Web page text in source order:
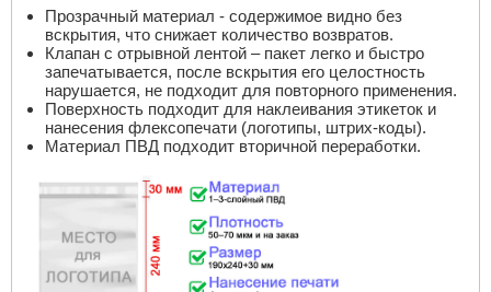
Прозрачный материал - содержимое видно без
вскрытия, что снижает количество возвратов.
Клапан с отрывной лентой – пакет легко и быстро
запечатывается, после вскрытия его целостность
нарушается, не подходит для повторного применения.
Поверхность подходит для наклеивания этикеток и
нанесения флексопечати (логотипы, штрих-коды).
Материал ПВД подходит вторичной переработки.